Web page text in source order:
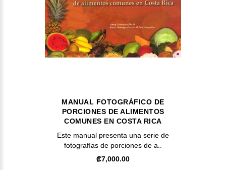
MANUAL FOTOGRÁFICO DE
PORCIONES DE ALIMENTOS
COMUNES EN COSTA RICA
Este manual presenta una serie de
fotografías de porciones de a..
‎₡7,000.00